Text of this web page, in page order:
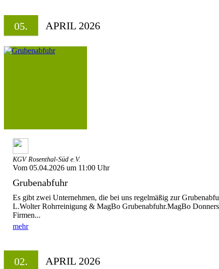
05. APRIL 2026
KGV Rosenthal-Süd e.V.
Vom 05.04.2026 um 11:00 Uhr
Grubenabfuhr
Es gibt zwei Unternehmen, die bei uns regelmäßig zur
L.Wolter Rohrreinigung & MagBo Grubenabfuhr.MagBo
Firmen...
mehr
02. APRIL 2026